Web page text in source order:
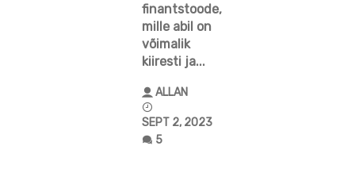
finantstoode,
mille abil on
võimalik
kiiresti ja...
ALLAN
SEPT 2, 2023
5